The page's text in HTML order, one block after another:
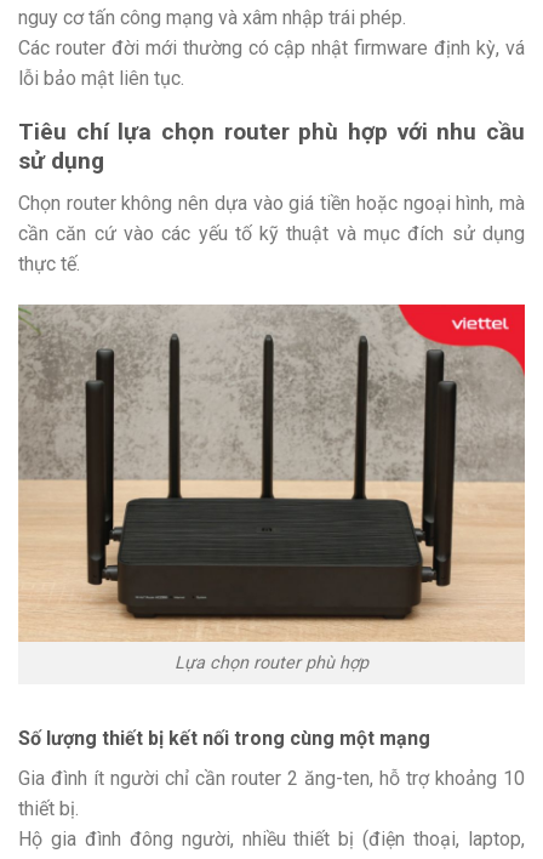
nguy cơ tấn công mạng và xâm nhập trái phép.
Các router đời mới thường có cập nhật firmware định kỳ, vá
lỗi bảo mật liên tục.
Tiêu chí lựa chọn router phù hợp với nhu cầu
sử dụng
Chọn router không nên dựa vào giá tiền hoặc ngoại hình, mà
cần căn cứ vào các yếu tố kỹ thuật và mục đích sử dụng
thực tế.
Lựa chọn router phù hợp
Số lượng thiết bị kết nối trong cùng một mạng
Gia đình ít người chỉ cần router 2 ăng-ten, hỗ trợ khoảng 10
thiết bị.
Hộ gia đình đông người, nhiều thiết bị (điện thoại, laptop,